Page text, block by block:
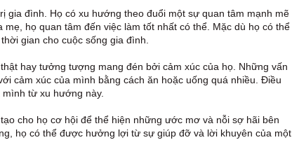
gia đình. Họ có xu hướng theo đuổi một sự quan tâm mạnh mẽ
họ quan tâm đến việc làm tốt nhất có thể. Mặc dù họ có thể
gian cho cuộc sống gia đình.
hay tưởng tượng mang đén bởi cảm xúc của họ. Những vấn
cảm xúc của mình bằng cách ăn hoặc uống quá nhiều. Điều
từ xu hướng này.
cho họ cơ hội để thể hiện những ước mơ và nỗi sợ hãi bên
họ có thể được hưởng lợi từ sự giúp đỡ và lời khuyên của một